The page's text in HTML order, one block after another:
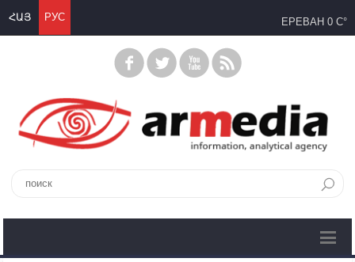
ՀԱՅ РУС ЕРЕВАН 0 C°